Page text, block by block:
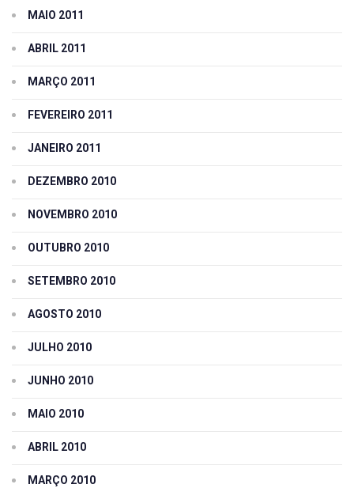
MAIO 2011
ABRIL 2011
MARÇO 2011
FEVEREIRO 2011
JANEIRO 2011
DEZEMBRO 2010
NOVEMBRO 2010
OUTUBRO 2010
SETEMBRO 2010
AGOSTO 2010
JULHO 2010
JUNHO 2010
MAIO 2010
ABRIL 2010
MARÇO 2010